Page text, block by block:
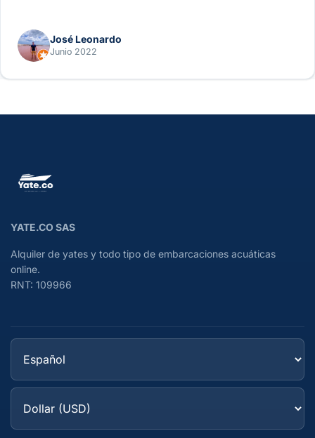
José Leonardo
Junio 2022
YATE.CO SAS
Alquiler de yates y todo tipo de embarcaciones acuáticas
online.
RNT: 109966